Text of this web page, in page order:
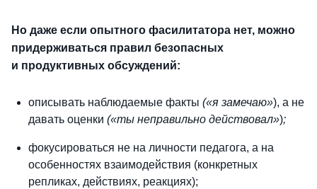
Но даже если опытного фасилитатора нет, можно
придерживаться правил безопасных
и продуктивных обсуждений:
описывать наблюдаемые факты («я замечаю»), а не
давать оценки («ты неправильно действовал»);
фокусироваться не на личности педагога, а на
особенностях взаимодействия (конкретных
репликах, действиях, реакциях);